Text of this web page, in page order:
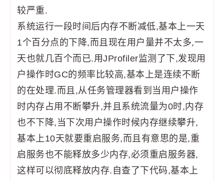
较严重.
系统运行一段时间后内存不断减低,基本上一天
1个百分点的下降,而且现在用户量并不太多,一
天也就几百个而已.用JProfiler监测了下,发现用
户操作时GC的频率比较高,基本上是连续不断
的在处理.而且,从任务管理器看到当用户操作
时内存占用不断攀升,并且系统流量为0时,内存
也不下降,当下次用户操作时候内存继续攀升,
基本上10天就要重启服务,而且有意思的是,重
启服务也不能释放多少内存,必须重启服务器,
这样可以彻底释放内存.自查了下代码,基本上